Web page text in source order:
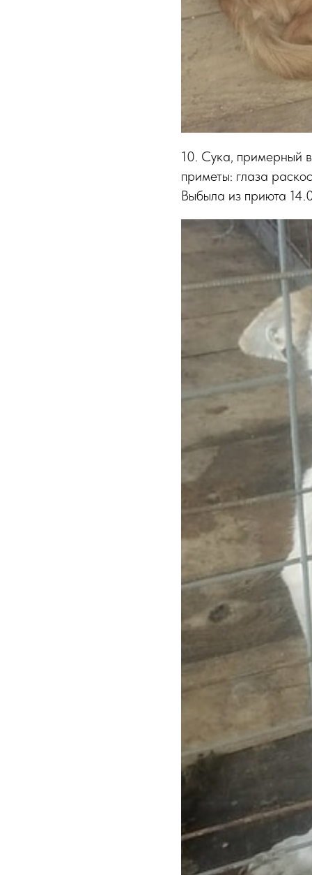
10. Сука, примерный
приметы: глаза
Выбыла из приюта